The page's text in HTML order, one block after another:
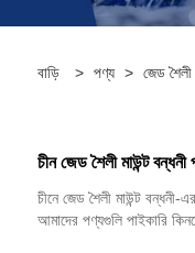
বাড়ি > পণ্য > জেড শৈলী
চীন জেড শৈলী মাউন্ট
চীনে জেড শৈলী মাউন্ট
আমাদের পণ্যগুলি পাইকারি